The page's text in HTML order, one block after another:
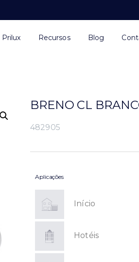
Prilux Recursos Blog
BRENO CL
482905
Aplicações
Início
Hotéis